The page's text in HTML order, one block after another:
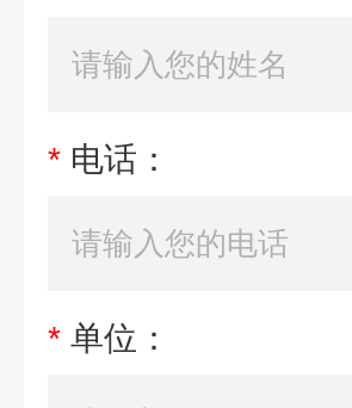
* 电话：
* 单位：